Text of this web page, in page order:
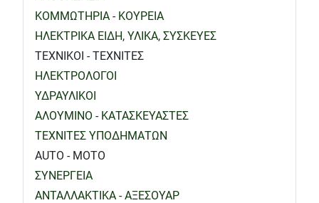
ΚΟΜΜΩΤΗΡΙΑ - ΚΟΥΡΕΙΑ
ΗΛΕΚΤΡΙΚΑ ΕΙΔΗ, ΥΛΙΚΑ, ΣΥΣΚΕΥΕΣ
ΤΕΧΝΙΚΟΙ - ΤΕΧΝΙΤΕΣ
ΗΛΕΚΤΡΟΛΟΓΟΙ
ΥΔΡΑΥΛΙΚΟΙ
ΑΛΟΥΜΙΝΟ - ΚΑΤΑΣΚΕΥΑΣΤΕΣ
ΤΕΧΝΙΤΕΣ ΥΠΟΔΗΜΑΤΩΝ
AUTO - MOTO
ΣΥΝΕΡΓΕΙΑ
ΑΝΤΑΛΛΑΚΤΙΚΑ - ΑΞΕΣΟΥΑΡ